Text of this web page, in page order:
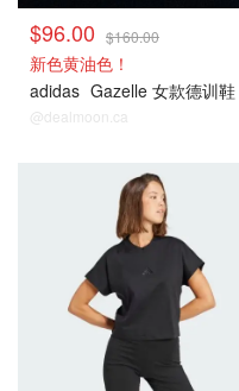
$96.00 $160.00
新色黄油色！
adidas Gazelle 女款德训鞋
@dealmoon.ca